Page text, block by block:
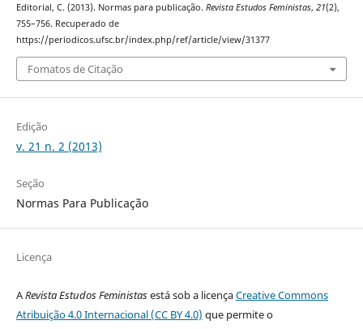
Editorial, C. (2013). Normas para publicação. Revista Estudos Feministas, 21(2),
755–756. Recuperado de
https://periodicos.ufsc.br/index.php/ref/article/view/31377
Fomatos de Citação
Edição
v. 21 n. 2 (2013)
Seção
Normas Para Publicação
Licença
ARevista Estudos Feministasestá sob a licençaCreative Commons
Atribuição 4.0 Internacional (CC BY 4.0) que permite o